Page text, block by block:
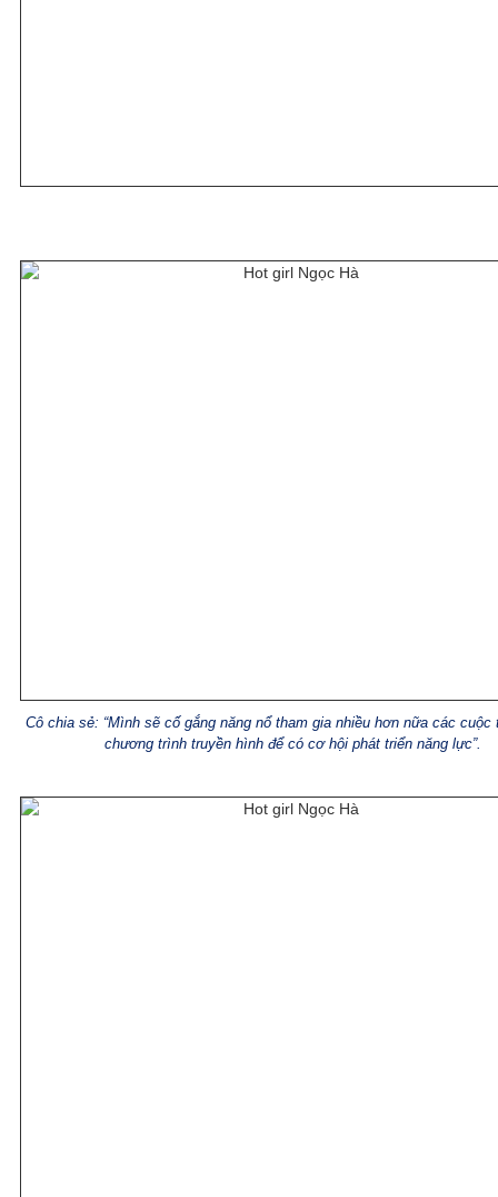
Cô chia sẻ: “Mình sẽ cố gắng năng nổ tham gia nhiều hơn nữa các cuộc
chương trình truyền hình để có cơ hội phát triển năng lực”.